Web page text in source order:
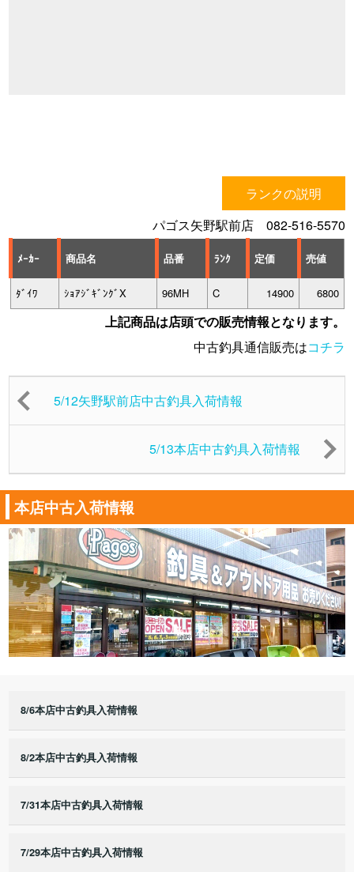
ランクの説明
パゴス矢野駅前店 082-516-5570
ﾒｰｶｰ 商品名 品番 ﾗﾝｸ 定価 売値
ﾀﾞｲﾜ ｼｮｱｼﾞｷﾞﾝｸﾞX 96MH C 14900 6800
上記商品は店頭での販売情報となります。
中古釣具通信販売はコチラ
5/12矢野駅前店中古釣具入荷情報
5/13本店中古釣具入荷情報
本店中古入荷情報
8/6本店中古釣具入荷情報
8/2本店中古釣具入荷情報
7/31本店中古釣具入荷情報
7/29本店中古釣具入荷情報